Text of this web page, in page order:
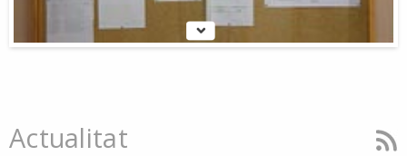
Actualitat